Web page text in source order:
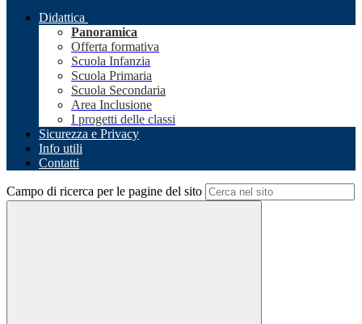
Didattica
Panoramica
Offerta formativa
Scuola Infanzia
Scuola Primaria
Scuola Secondaria
Area Inclusione
I progetti delle classi
Sicurezza e Privacy
Info utili
Contatti
Campo di ricerca per le pagine del sito